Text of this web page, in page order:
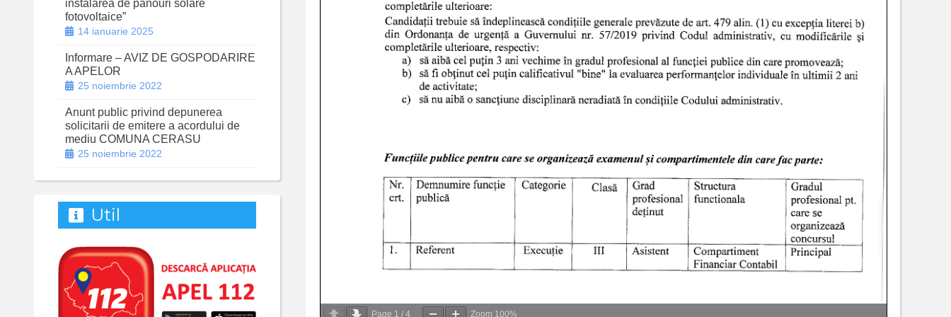
Page 1 / 4 Zoom 100%
instalarea de panouri solare
fotovoltaice”
14 ianuarie 2025
Informare – AVIZ DE GOSPODARIRE
A APELOR
25 noiembrie 2022
Anunt public privind depunerea
solicitarii de emitere a acordului de
mediu COMUNA CERASU
25 noiembrie 2022
Util